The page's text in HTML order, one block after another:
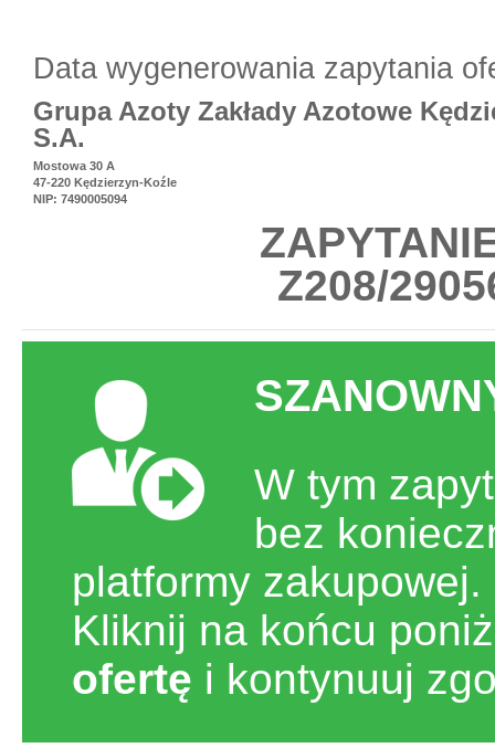
Data wygenerowania zapytania
Grupa Azoty Zakłady Azotowe
S.A.
Mostowa 30 A
47-220 Kędzierzyn-Koźle
NIP: 7490005094
Z208/
W tym
bez
platformy zakupowej.
Kliknij na końcu
ofertę i kontynuuj